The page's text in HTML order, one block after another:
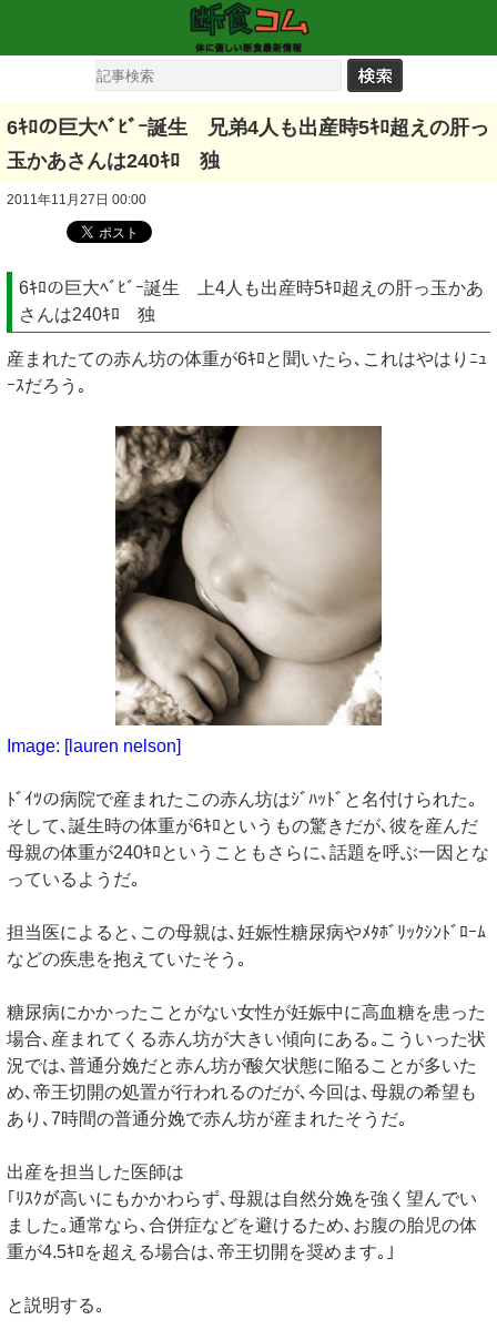
6ｷﾛの巨大ﾍﾞﾋﾞｰ誕生 兄弟4人も出産時5ｷﾛ超えの肝っ
玉かあさんは240ｷﾛ 独
2011年11月27日 00:00
6ｷﾛの巨大ﾍﾞﾋﾞｰ誕生 上4人も出産時5ｷﾛ超えの肝っ玉かあ
さんは240ｷﾛ 独
産まれたての赤ん坊の体重が6ｷﾛと聞いたら､これはやはりﾆｭ
ｰｽだろう｡
Image: [lauren nelson]
ﾄﾞｲﾂの病院で産まれたこの赤ん坊はｼﾞﾊｯﾄﾞと名付けられた｡
そして､誕生時の体重が6ｷﾛというもの驚きだが､彼を産んだ
母親の体重が240ｷﾛということもさらに､話題を呼ぶ一因とな
っているようだ｡
担当医によると､この母親は､妊娠性糖尿病やﾒﾀﾎﾞﾘｯｸｼﾝﾄﾞﾛｰﾑ
などの疾患を抱えていたそう｡
糖尿病にかかったことがない女性が妊娠中に高血糖を患った
場合､産まれてくる赤ん坊が大きい傾向にある｡こういった状
況では､普通分娩だと赤ん坊が酸欠状態に陥ることが多いた
め､帝王切開の処置が行われるのだが､今回は､母親の希望も
あり､7時間の普通分娩で赤ん坊が産まれたそうだ｡
出産を担当した医師は
｢ﾘｽｸが高いにもかかわらず､母親は自然分娩を強く望んでい
ました｡通常なら､合併症などを避けるため､お腹の胎児の体
重が4.5ｷﾛを超える場合は､帝王切開を奨めます｡｣
と説明する｡